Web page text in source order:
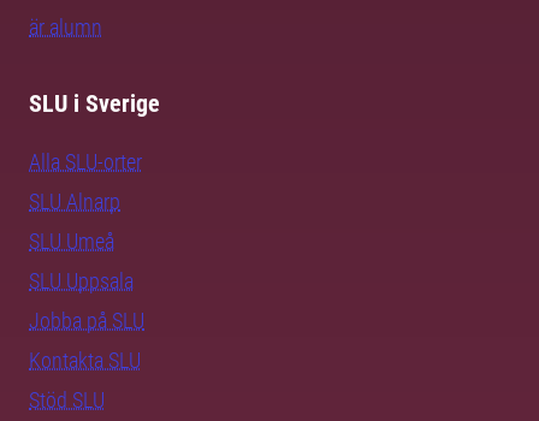
är alumn
SLU i Sverige
Alla SLU-orter
SLU Alnarp
SLU Umeå
SLU Uppsala
Jobba på SLU
Kontakta SLU
Stöd SLU